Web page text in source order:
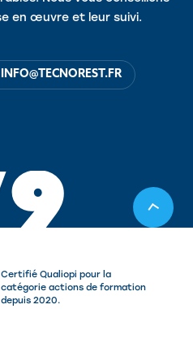
en œuvre et leur suivi.
INFO@TECNOREST.FR
9
Certifié Qualiopi pour la
catégorie actions de formation
depuis 2020.